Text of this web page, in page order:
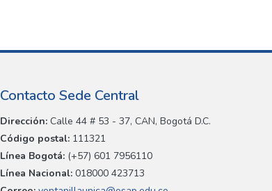
Contacto Sede Central
Dirección: Calle 44 # 53 - 37, CAN, Bogotá D.C.
Código postal: 111321
Línea Bogotá: (+57) 601 7956110
Línea Nacional: 018000 423713